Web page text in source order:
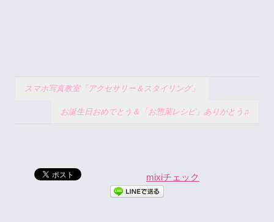
スマホ写真教室「アクセサリー＆スタイリング」
お誕生日おめでとう＆「お惣菜レシピ」ありがとう♫
mixiチェック